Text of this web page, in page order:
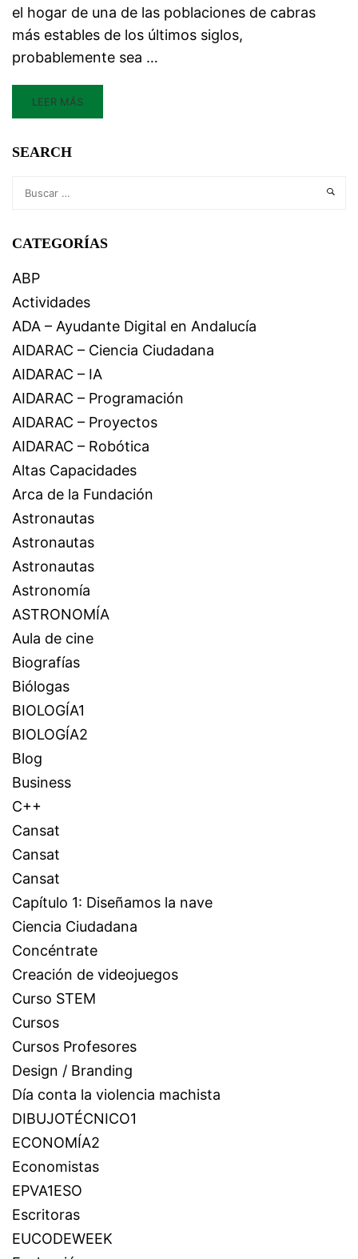
el hogar de una de las poblaciones de cabras
más estables de los últimos siglos,
probablemente sea …
LEER MÁS
SEARCH
CATEGORÍAS
ABP
Actividades
ADA – Ayudante Digital en Andalucía
AIDARAC – Ciencia Ciudadana
AIDARAC – IA
AIDARAC – Programación
AIDARAC – Proyectos
AIDARAC – Robótica
Altas Capacidades
Arca de la Fundación
Astronautas
Astronautas
Astronautas
Astronomía
ASTRONOMÍA
Aula de cine
Biografías
Biólogas
BIOLOGÍA1
BIOLOGÍA2
Blog
Business
C++
Cansat
Cansat
Cansat
Capítulo 1: Diseñamos la nave
Ciencia Ciudadana
Concéntrate
Creación de videojuegos
Curso STEM
Cursos
Cursos Profesores
Design / Branding
Día conta la violencia machista
DIBUJOTÉCNICO1
ECONOMÍA2
Economistas
EPVA1ESO
Escritoras
EUCODEWEEK